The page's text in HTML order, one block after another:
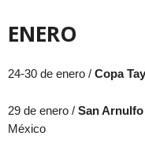
ENERO
24-30 de enero / Copa
29 de enero / San
México